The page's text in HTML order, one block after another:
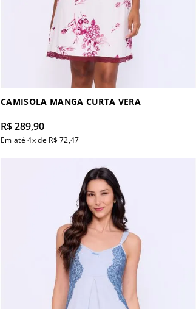
CAMISOLA MANGA CURTA VERA
R$289,90
Em até4x de R$ 72,47